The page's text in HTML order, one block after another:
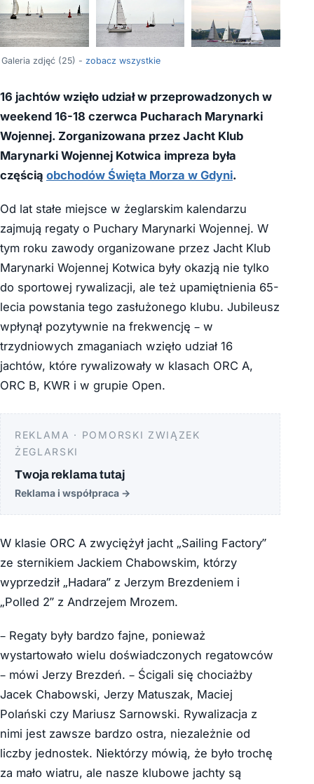
Galeria zdjęć (25) - zobacz wszystkie
16 jachtów wzięło udział w przeprowadzonych w
weekend 16-18 czerwca Pucharach Marynarki
Wojennej. Zorganizowana przez Jacht Klub
Marynarki Wojennej Kotwica impreza była
częścią obchodów Święta Morza w Gdyni.
Od lat stałe miejsce w żeglarskim kalendarzu
zajmują regaty o Puchary Marynarki Wojennej. W
tym roku zawody organizowane przez Jacht Klub
Marynarki Wojennej Kotwica były okazją nie tylko
do sportowej rywalizacji, ale też upamiętnienia 65-
lecia powstania tego zasłużonego klubu. Jubileusz
wpłynął pozytywnie na frekwencję – w
trzydniowych zmaganiach wzięło udział 16
jachtów, które rywalizowały w klasach ORC A,
ORC B, KWR i w grupie Open.
REKLAMA · POMORSKI ZWIĄZEK
ŻEGLARSKI
Twoja reklama tutaj
Reklama i współpraca →
W klasie ORC A zwyciężył jacht „Sailing Factory”
ze sternikiem Jackiem Chabowskim, którzy
wyprzedził „Hadara” z Jerzym Brezdeniem i
„Polled 2” z Andrzejem Mrozem.
– Regaty były bardzo fajne, ponieważ
wystartowało wielu doświadczonych regatowców
– mówi Jerzy Brezdeń. – Ścigali się chociażby
Jacek Chabowski, Jerzy Matuszak, Maciej
Polański czy Mariusz Sarnowski. Rywalizacja z
nimi jest zawsze bardzo ostra, niezależnie od
liczby jednostek. Niektórzy mówią, że było trochę
za mało wiatru, ale nasze klubowe jachty są